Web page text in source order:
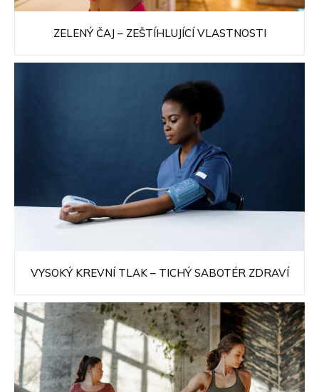
ZELENÝ ČAJ – ZEŠTÍHLUJÍCÍ VLASTNOSTI
VYSOKÝ KREVNÍ TLAK – TICHÝ SABOTÉR ZDRAVÍ